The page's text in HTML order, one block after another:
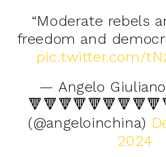
“Moderate rebels
freedom and
pic.twitter.com/
— Angelo
(@angeloinchina)
2024